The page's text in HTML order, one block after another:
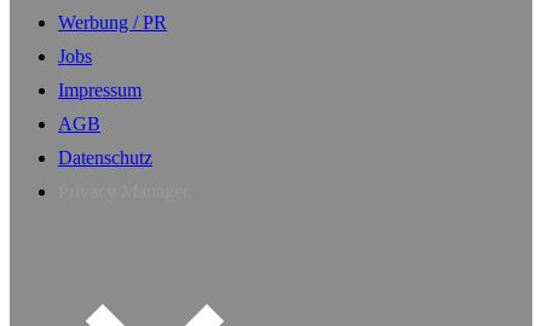
Werbung / PR
Jobs
Impressum
AGB
Datenschutz